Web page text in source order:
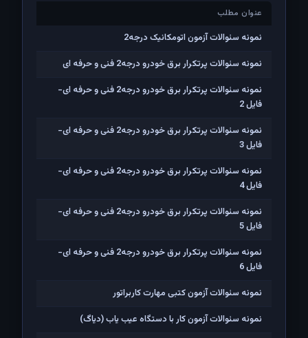
عنوان مطلب
عنوان مطلب
نمونه سئوالات آزمون اتومکانیک درجه2
نمونه سئوالات پرتکرار برق خودرو درجه2 فنی و حرفه ای
نمونه سئوالات پرتکرار برق خودرو درجه2 فنی و حرفه ای-
فایل 2
نمونه سئوالات پرتکرار برق خودرو درجه2 فنی و حرفه ای-
فایل 3
نمونه سئوالات پرتکرار برق خودرو درجه2 فنی و حرفه ای-
فایل 4
نمونه سئوالات پرتکرار برق خودرو درجه2 فنی و حرفه ای-
فایل 5
نمونه سئوالات پرتکرار برق خودرو درجه2 فنی و حرفه ای-
فایل 6
نمونه سئوالات آزمون کتبی مهارت کاربراتور
نمونه سئوالات آزمون کار با دستگاه عیب یاب (دیاگ)